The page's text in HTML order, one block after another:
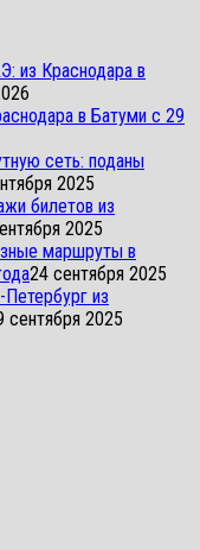
из Краснодара в
в Батуми с 29
сеть: поданы
2025
билетов из
2025
маршруты в
24 сентября 2025
из
сентября 2025